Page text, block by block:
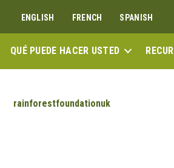
ENGLISH FRENCH SPANISH
QUÉ PUEDE HACER USTED
rainforestfoundationuk